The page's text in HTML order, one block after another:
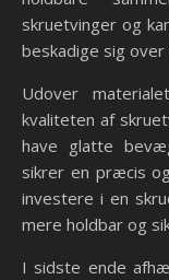
skruetvinger og
beskadige sig over
Udover
kvaliteten af
have glatte
sikrer en præcis
investere i en
mere holdbar og
I sidste ende